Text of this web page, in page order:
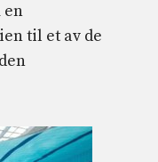
en
til et av de